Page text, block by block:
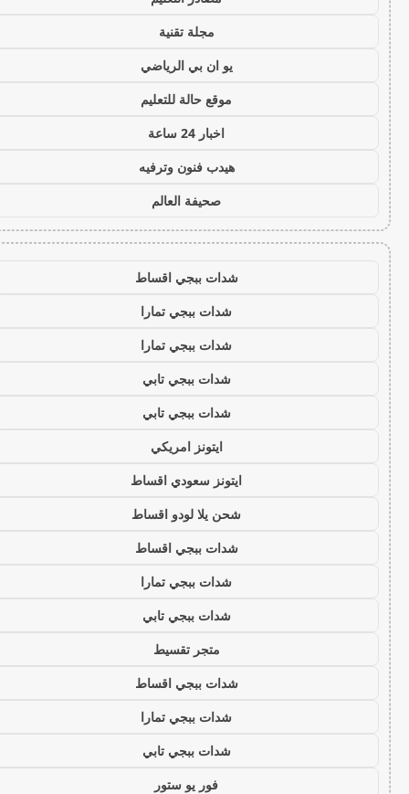
مجلة تقنية
يو ان بي الرياضي
موقع حالة للتعليم
اخبار 24 ساعة
هيدب فنون وترفيه
صحيفة العالم
شدات ببجي اقساط
شدات ببجي تمارا
شدات ببجي تمارا
شدات ببجي تابي
شدات ببجي تابي
ايتونز امريكي
ايتونز سعودي اقساط
شحن يلا لودو اقساط
شدات ببجي اقساط
شدات ببجي تمارا
شدات ببجي تابي
متجر تقسيط
شدات ببجي اقساط
شدات ببجي تمارا
شدات ببجي تابي
فور يو ستور